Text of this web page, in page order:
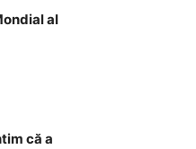
al
că a